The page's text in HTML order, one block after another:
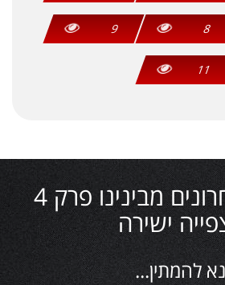
8
9
11
טעינה האחרונים מבינינו פרק 4
ישירה
להמתין...